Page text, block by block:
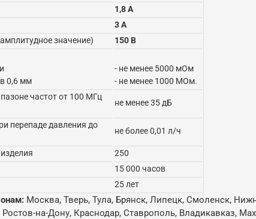
1,8 А
3 А
значение)
150 В
0,6 мм
- не менее 5000 мОм
- не менее 1000 МОм.
частот от 100 МГц
не менее 35 дБ
перепаде давления до
не более 0,01 л/ч
250
15 000 часов
25 лет
Москва, Тверь, Тула, Брянск, Липецк, Смоленск,
на-Дону, Краснодар, Ставрополь, Владикавказ,